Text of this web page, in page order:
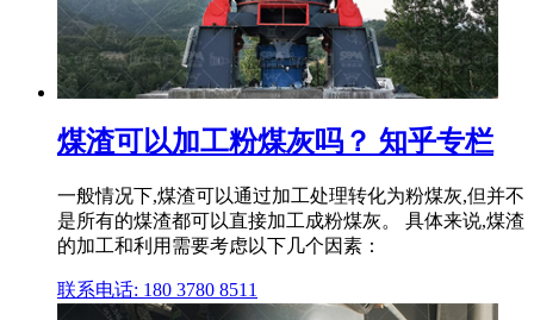
煤渣可以加工粉煤灰吗？ 知乎专栏
一般情况下,煤渣可以通过加工处理转化为粉煤灰,但并不
是所有的煤渣都可以直接加工成粉煤灰。 具体来说,煤渣
的加工和利用需要考虑以下几个因素：
联系电话: 180 3780 8511